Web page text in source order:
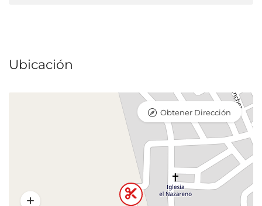
Ubicación
Obtener Dirección